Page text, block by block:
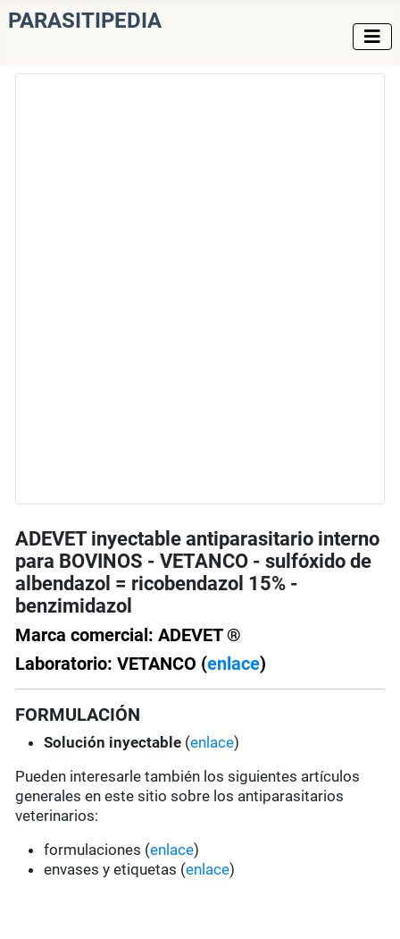
PARASITIPEDIA
ADEVET inyectable antiparasitario interno
para BOVINOS - VETANCO - sulfóxido de
albendazol = ricobendazol 15% -
benzimidazol
Marca comercial: ADEVET ®
Laboratorio: VETANCO (enlace)
FORMULACIÓN
Solución inyectable (enlace)
Pueden interesarle también los siguientes artículos
generales en este sitio sobre los antiparasitarios
veterinarios:
formulaciones (enlace)
envases y etiquetas (enlace)